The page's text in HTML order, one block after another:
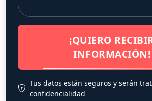
¡QUIERO
INFORMACIÓN!
Tus datos están seguros y serán
confidencialidad